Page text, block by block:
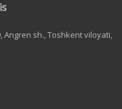
Angren sh., Toshkent viloyati,